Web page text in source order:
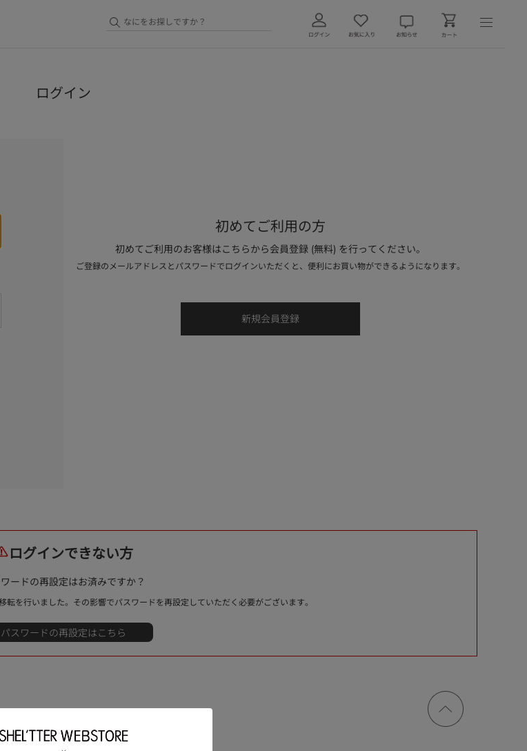
ログイン
初めてご利用の方
初めてご利用のお客様はこちらから会員登録 (無料) を行ってください。
ご登録のメールアドレスとパスワードでログインいただくと、便利にお買い物ができるようになります。
ログインできない方
ードの再設定はお済みですか？
を行いました。その影響でパスワードを再設定していただく必要がございます。
ページ
トップ